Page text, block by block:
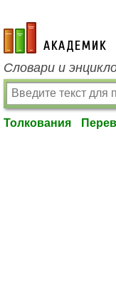
academic.ru
Словари и
Толкования